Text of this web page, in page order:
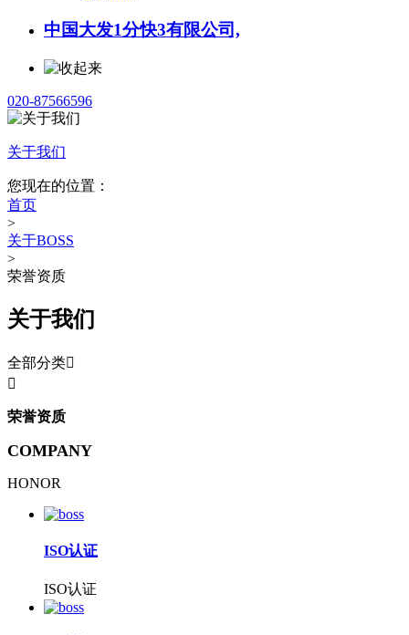
中国大发1分快3有限公司,
020-87566596
关于我们
您现在的位置：
首页
>
关于BOSS
>
荣誉资质
关于我们
全部分类

荣誉资质
COMPANY
HONOR
ISO认证
ISO认证